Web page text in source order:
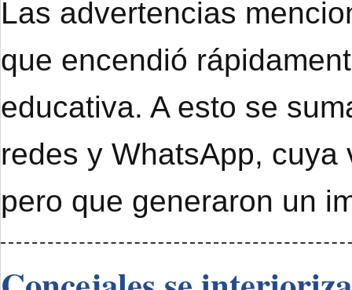
Las advertencias
que encendió
educativa. A esto se
redes y WhatsApp,
pero que generaron un